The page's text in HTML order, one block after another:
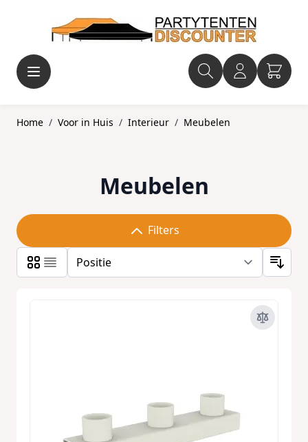
Home / Voor in Huis / Interieur / Meubelen
Meubelen
Filters